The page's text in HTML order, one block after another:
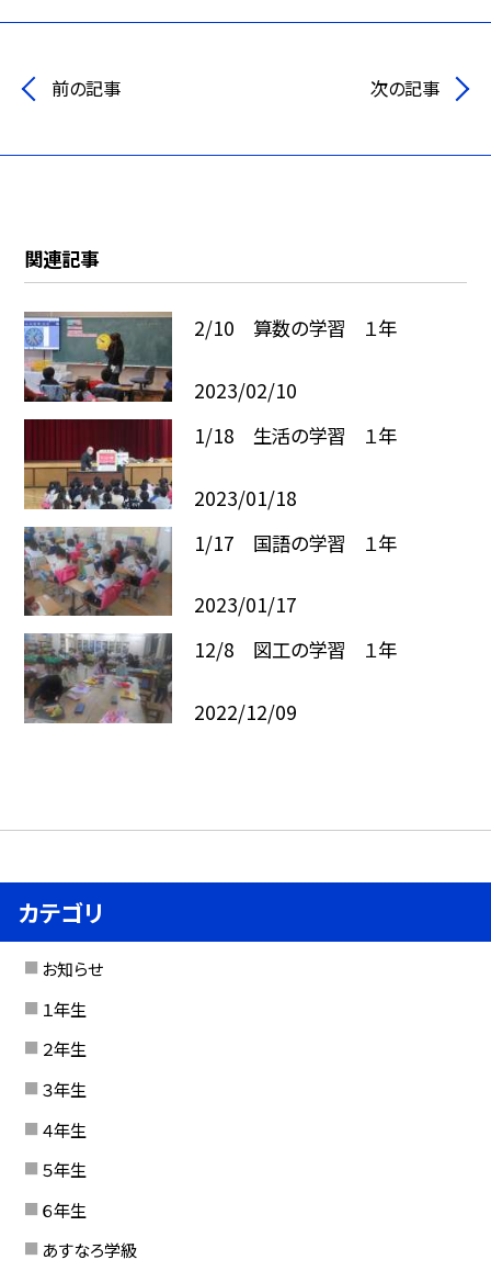
前の記事 次の記事
関連記事
2/10 算数の学習 １年
2023/02/10
1/18 生活の学習 １年
2023/01/18
1/17 国語の学習 １年
2023/01/17
12/8 図工の学習 １年
2022/12/09
カテゴリ
お知らせ
１年生
２年生
３年生
４年生
５年生
６年生
あすなろ学級